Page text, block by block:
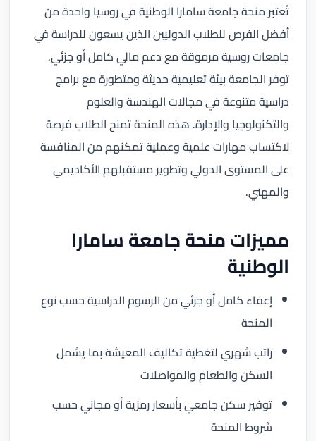
تُعتبر منحة جامعة سامارا الوطنية في روسيا واحدة من
أفضل الفرص للطلاب الدوليين الذين يسعون للدراسة في
جامعات روسية مرموقة مع دعم مالي كامل أو جزئي.
توفر الجامعة بيئة تعليمية حديثة ومتطورة مع برامج
دراسية متنوعة في مجالات الهندسة والعلوم
والتكنولوجيا والإدارة. هذه المنحة تمنح الطلاب فرصة
لاكتساب مهارات علمية وعملية تمكنهم من المنافسة
على المستوى الدولي وتطوير مستقبلهم الأكاديمي
والمهني.
مميزات منحة جامعة سامارا
الوطنية
إعفاء كامل أو جزئي من الرسوم الدراسية حسب نوع
المنحة
راتب شهري لتغطية تكاليف المعيشة بما يشمل
السكن والطعام والمواصلات
توفير سكن جامعي بأسعار رمزية أو مجاني حسب
شروط المنحة